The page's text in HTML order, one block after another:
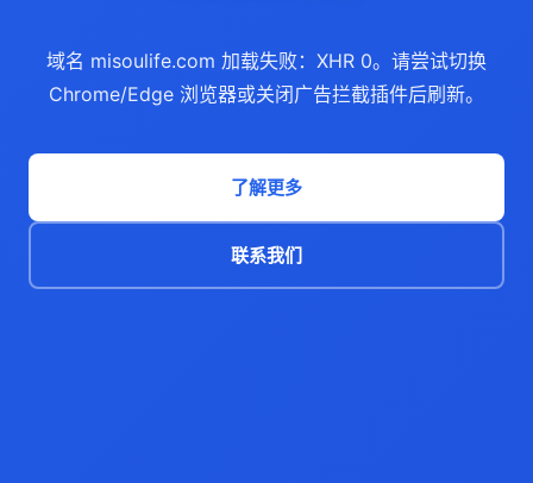
域名 misoulife.com 加载失败：XHR 0。请尝试切换
Chrome/Edge 浏览器或关闭广告拦截插件后刷新。
了解更多
联系我们